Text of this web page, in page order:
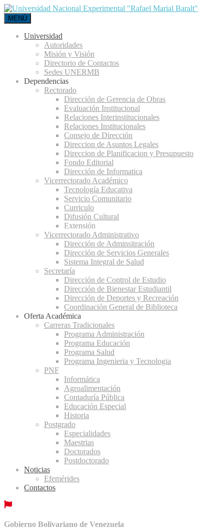
MENÚ
Universidad
Autoridades
Misión y Visión
Directorio de Contactos
Sedes UNERMB
Dependencias
Rectorado
Dirección de Gerencia de Obras
Evaluación Institucional
Relaciones Interinstitucionales
Relaciones Institucionales
Consejo de Dirección
Direccion de Asuntos Legales
Direccion de Planificacion y Presupuesto
Fondo Editorial
Dirección de Informatica
Vicerrectorado Académico
Tecnología Educativa
Servicio Comunitario
Curriculo
Difusión Cultural
Extensión
Vicerrectorado Administrativo
Dirección de Adminsitración
Dirección de Servicios Generales
Sistema Integral de Salud
Secretaría
Dirección de Control de Estudio
Dirección de Bienestar Estudiantil
Dirección de Deportes y Recreación
Coordinación General de Biblioteca
Oferta Académica
Carreras Tradicionales
Programa Administración
Programa Educación
Programa Salud
Programa Ingenieria y Tecnologia
PNF
Informática
Agroalimentación
Contaduría Pública
Educación Especial
Historia
Postgrado
Especialidades
Maestrias
Doctorados
Postdoctorado
Noticias
Efemérides
Contactos
Gobierno Bolivariano de Venezuela